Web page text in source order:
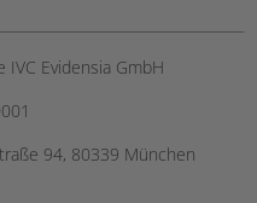
IVC Evidensia GmbH
94, ​80339 München